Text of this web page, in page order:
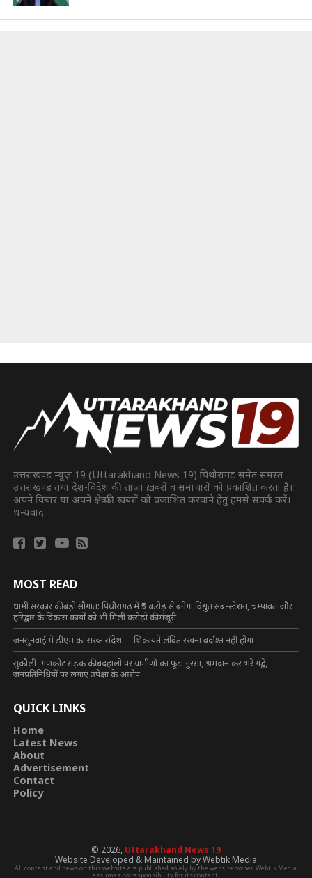
उत्तराखण्ड न्यूज़ 19 (Uttarakhand News 19) पिथौरागढ़ समेत समस्त
उत्तराखण्ड तथा देश-विदेश की ताज़ा ख़बरों व समाचारों को प्रकाशित करता है।
अपने विचार या अपने क्षेत्र की ख़बरों को प्रकाशित करवाने हेतु हमसे संपर्क करें।
धन्यवाद
MOST READ
धामी सरकार की बड़ी सौगात: पिथौरागढ़ में ₹5 करोड़ से बनेगा विद्युत सब-स्टेशन, चम्पावत और
हरिद्वार के विकास कार्यों को भी मिली करोड़ों की मंजूरी
जनसुनवाई में डीएम का सख्त संदेश— शिकायतें लंबित रखना बर्दाश्त नहीं होगा
सुकौली–गणकोट सड़क की बदहाली पर ग्रामीणों का फूटा गुस्सा, श्रमदान कर भरे गड्ढे,
जनप्रतिनिधियों पर लगाए उपेक्षा के आरोप
QUICK LINKS
Home
Latest News
About
Advertisement
Contact
Policy
© 2026, Uttarakhand News 19
Website Developed & Maintained by Webtik Media
All content and news on this website are published solely by the website owner. Webtik Media
assumes no responsibility for its content.